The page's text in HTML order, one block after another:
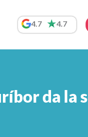
4.7 4.7
da la